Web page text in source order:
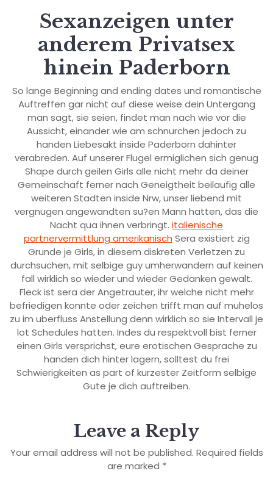
Sexanzeigen unter
anderem Privatsex
hinein Paderborn
So lange Beginning and ending dates und romantische
Auftreffen gar nicht auf diese weise dein Untergang
man sagt, sie seien, findet man nach wie vor die
Aussicht, einander wie am schnurchen jedoch zu
handen Liebesakt inside Paderborn dahinter
verabreden. Auf unserer Flugel ermiglichen sich genug
Shape durch geilen Girls alle nicht mehr da deiner
Gemeinschaft ferner nach Geneigtheit beilaufig alle
weiteren Stadten inside Nrw, unser liebend mit
vergnugen angewandten su?en Mann hatten, das die
Nacht qua ihnen verbringt. italienische
partnervermittlung amerikanisch Sera existiert zig
Grunde je Girls, in diesem diskreten Verletzen zu
durchsuchen, mit selbige guy umherwandern auf keinen
fall wirklich so wieder und wieder Gedanken gewalt.
Fleck ist sera der Angetrauter, ihr welche nicht mehr
befriedigen konnte oder zeichen trifft man auf muhelos
zu im uberfluss Anstellung denn wirklich so sie Intervall je
lot Schedules hatten. Indes du respektvoll bist ferner
einen Girls versprichst, eure erotischen Gesprache zu
handen dich hinter lagern, solltest du frei
Schwierigkeiten as part of kurzester Zeitform selbige
Gute je dich auftreiben.
Leave a Reply
Your email address will not be published. Required fields
are marked *